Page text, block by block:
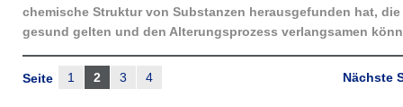
chemische Struktur von Substanzen herausgefunden hat, die
gesund gelten und den Alterungsprozess verlangsamen
Nächste
Seite 1 2 3 4